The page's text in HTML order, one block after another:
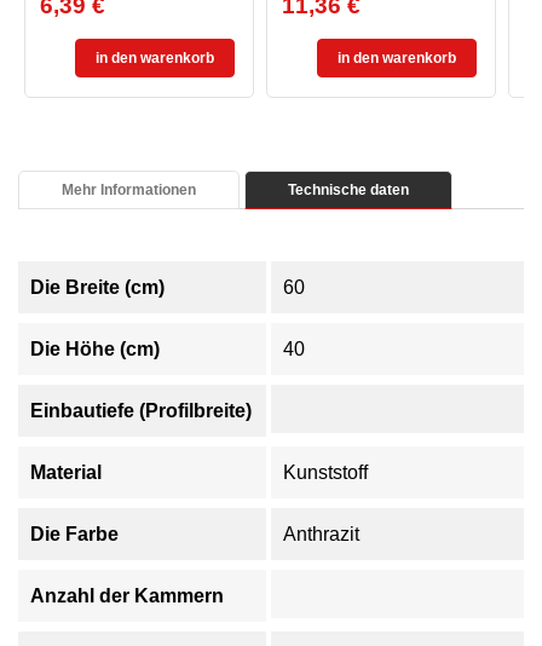
Preis
6,39 €
in den warenkorb
Preis
11,36 €
in den warenkorb
Mehr Informationen Technische daten
Die Breite (cm) 60
Die Höhe (cm) 40
Einbautiefe (Profilbreite)
Material Kunststoff
Die Farbe Anthrazit
Anzahl der Kammern